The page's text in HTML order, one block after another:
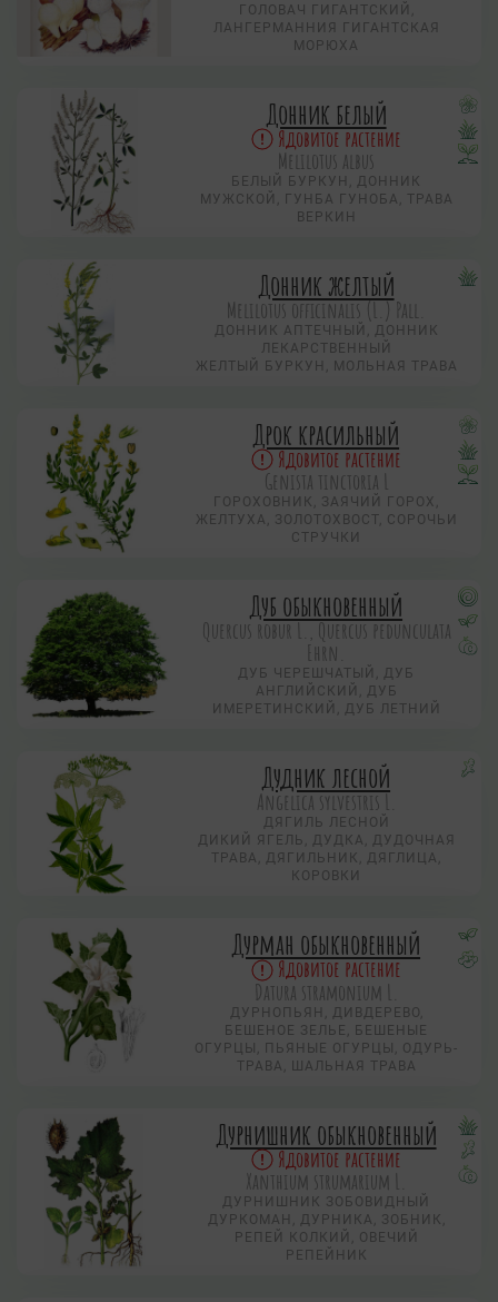
ГОЛОВАЧ ГИГАНТСКИЙ,
ЛАНГЕРМАННИЯ ГИГАНТСКАЯ
МОРЮХА
Донник белый
Ядовитое растение
Melilotus albus
БЕЛЫЙ БУРКУН, ДОННИК
МУЖСКОЙ, ГУНБА ГУНОБА, ТРАВА
ВЕРКИН
Донник желтый
Melilotus officinalis (L.) Pall.
ДОННИК АПТЕЧНЫЙ, ДОННИК
ЛЕКАРСТВЕННЫЙ
ЖЕЛТЫЙ БУРКУН, МОЛЬНАЯ ТРАВА
Дрок красильный
Ядовитое растение
Genista tinctoria L
ГОРОХОВНИК, ЗАЯЧИЙ ГОРОХ,
ЖЕЛТУХА, ЗОЛОТОХВОСТ, СОРОЧЬИ
СТРУЧКИ
Дуб обыкновенный
Quercus robur L., Quercus pedunculata
Ehrn.
ДУБ ЧЕРЕШЧАТЫЙ, ДУБ
АНГЛИЙСКИЙ, ДУБ
ИМЕРЕТИНСКИЙ, ДУБ ЛЕТНИЙ
Дудник лесной
Angelica sylvestris L.
ДЯГИЛЬ ЛЕСНОЙ
ДИКИЙ ЯГЕЛЬ, ДУДКА, ДУДОЧНАЯ
ТРАВА, ДЯГИЛЬНИК, ДЯГЛИЦА,
КОРОВКИ
Дурман обыкновенный
Ядовитое растение
Datura stramonium L.
ДУРНОПЬЯН, ДИВДЕРЕВО,
БЕШЕНОЕ ЗЕЛЬЕ, БЕШЕНЫЕ
ОГУРЦЫ, ПЬЯНЫЕ ОГУРЦЫ, ОДУРЬ-
ТРАВА, ШАЛЬНАЯ ТРАВА
Дурнишник обыкновенный
Ядовитое растение
Xanthium strumarium L.
ДУРНИШНИК ЗОБОВИДНЫЙ
ДУРКОМАН, ДУРНИКА, ЗОБНИК,
РЕПЕЙ КОЛКИЙ, ОВЕЧИЙ
РЕПЕЙНИК